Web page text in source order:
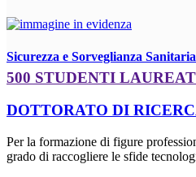
Sicurezza e Sorveglianza
500 STUDENTI
DOTTORATO DI
Per la formazione di figure
grado di raccogliere le sfide